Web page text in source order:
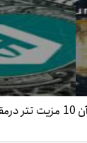
10 مزیت تتر درمقایسه‌با دلار